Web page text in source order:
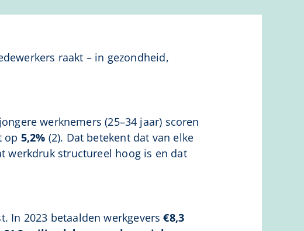
raakt – in gezondheid,
werknemers (25–34 jaar) scoren
op 5,2% (2). Dat betekent dat van elke
werkdruk structureel hoog is en dat
In 2023 betaalden werkgevers€8,3